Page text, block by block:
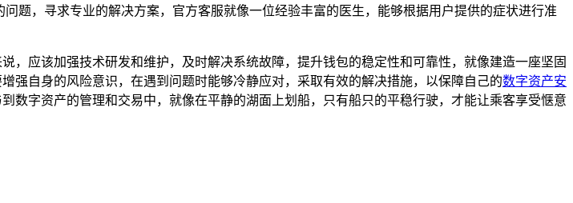
题，寻求专业的解决方案，官方客服就像一位经验丰富的医生，能够根据用户提供的症状进行准
，应该加强技术研发和维护，及时解决系统故障，提升钱包的稳定性和可靠性，就像建造一座坚固
强自身的风险意识，在遇到问题时能够冷静应对，采取有效的解决措施，以保障自己的数字资产安
数字资产的管理和交易中，就像在平静的湖面上划船，只有船只的平稳行驶，才能让乘客享受惬意